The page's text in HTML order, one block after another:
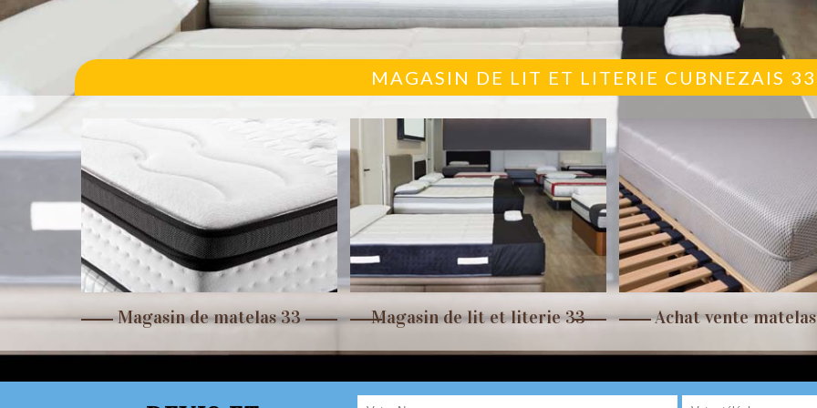
MAGASIN DE LIT ET LITERIE CUBNEZAIS
33 Magasin de matelas 33 Magasin de lit et literie 33 Achat vente